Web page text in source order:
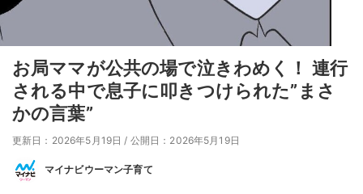
お局ママが公共の場で泣きわめく！ 連行
される中で息子に叩きつけられた”まさ
かの言葉”
更新日：2026年5月19日 / 公開日：2026年5月19日
マイナビウーマン子育て